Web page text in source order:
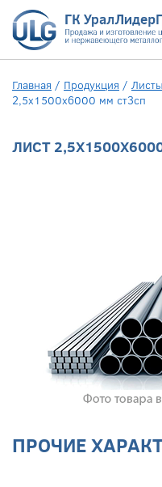
Главная / Продукция / Листы
2,5x1500x6000 мм ст3сп
ЛИСТ
ПРОЧИЕ